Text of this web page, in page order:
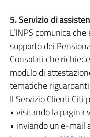
5. Servizio di
L’INPS comunica
supporto dei
Consolati che
modulo di
tematiche
Il Servizio Clienti Citi
• visitando la pagina
• inviando un’e-mail